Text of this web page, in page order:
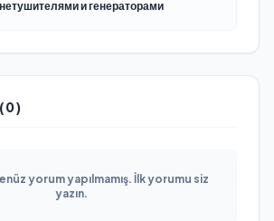
и генераторами
yorum yapılmamış. İlk yorumu siz
yazın.